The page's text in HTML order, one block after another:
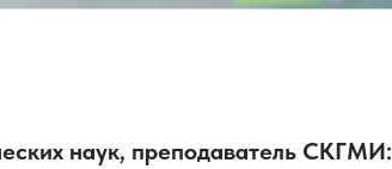
наук, преподаватель СКГМИ: